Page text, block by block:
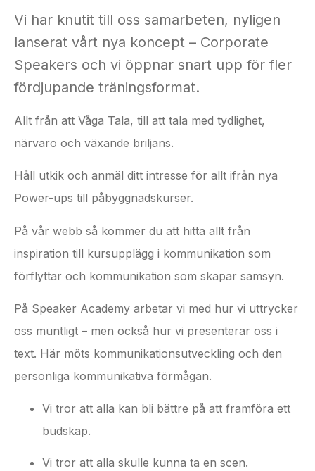
Vi har knutit till oss samarbeten, nyligen
lanserat vårt nya koncept – Corporate
Speakers och vi öppnar snart upp för fler
fördjupande träningsformat.
Allt från att Våga Tala, till att tala med tydlighet,
närvaro och växande briljans.
Håll utkik och anmäl ditt intresse för allt ifrån nya
Power-ups till påbyggnadskurser.
På vår webb så kommer du att hitta allt från
inspiration till kursupplägg i kommunikation som
förflyttar och kommunikation som skapar samsyn.
På Speaker Academy arbetar vi med hur vi uttrycker
oss muntligt – men också hur vi presenterar oss i
text. Här möts kommunikationsutveckling och den
personliga kommunikativa förmågan.
Vi tror att alla kan bli bättre på att framföra ett
budskap.
Vi tror att alla skulle kunna ta en scen.